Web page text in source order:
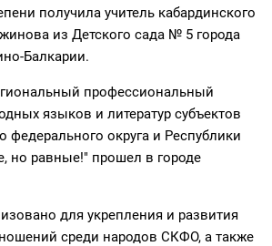
получила учитель кабардинского
из Детского сада № 5 города
Балкарии.
профессиональный
языков и литератур субъектов
федерального округа и Республики
но равные!" прошел в городе
для укрепления и развития
среди народов СКФО, а также